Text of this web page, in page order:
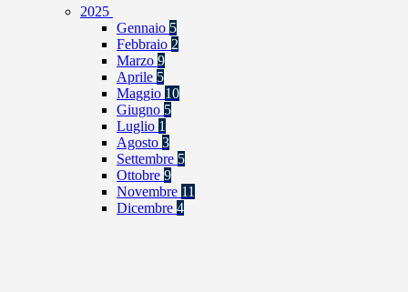
2025
Gennaio 5
Febbraio 2
Marzo 9
Aprile 5
Maggio 10
Giugno 5
Luglio 1
Agosto 3
Settembre 5
Ottobre 9
Novembre 11
Dicembre 4